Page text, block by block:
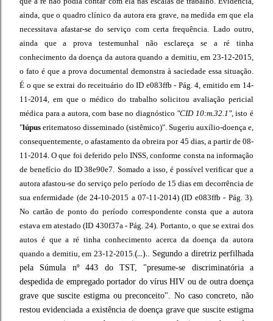
ainda, que o quadro clínico da autora era grave, na medida em que ela
necessitava afastar-se do serviço com certa frequência. Lado outro,
ainda que a prova testemunhal não esclareça se a ré tinha
conhecimento da doença da autora quando a demitiu, em 23-12-2015,
o fato é que a prova documental demonstra à saciedade essa situação.
É o que se extrai do receituário do ID e083ffb - Pág. 4, emitido em 14-
11-2014, em que o médico do trabalho solicitou avaliação pericial
médica para a autora, com base no diagnóstico "CID 10:m.32.1", isto é
"lúpus eritematoso disseminado (sistêmico)". Sugeriu auxílio-doença e,
consequentemente, o afastamento da obreira por 45 dias, a partir de 08-
11-2014. O que foi deferido pelo INSS, conforme consta na informação
de benefício do ID 38e90e7. Somado a isso, é possível verificar que a
autora afastou-se do serviço pelo período de 15 dias em decorrência de
sua enfermidade (de 24-10-2015 a 07-11-2014) (ID e083ffb - Pág. 3).
No cartão de ponto do período correspondente consta que a autora
estava em atestado (ID 430f37a - Pág. 24). Portanto, o que se extrai dos
autos é que a ré tinha conhecimento acerca da doença da autora
quando a demitiu, em 23-12-2015.(...).. Segundo a diretriz perfilhada
pela Súmula nº 443 do TST, "presume-se discriminatória a
despedida de empregado portador do vírus HIV ou de outra doença
grave que suscite estigma ou preconceito". No caso concreto, não
restou evidenciada a existência de doença grave que suscite estigma